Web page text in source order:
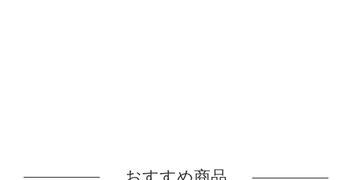
おすすめ商品